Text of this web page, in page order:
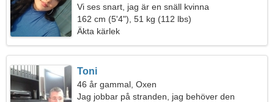
Vi ses snart, jag är en snäll kvinna
162 cm (5'4"), 51 kg (112 lbs)
Äkta kärlek
Toni
46 år gammal, Oxen
Jag jobbar på stranden, jag behöver den